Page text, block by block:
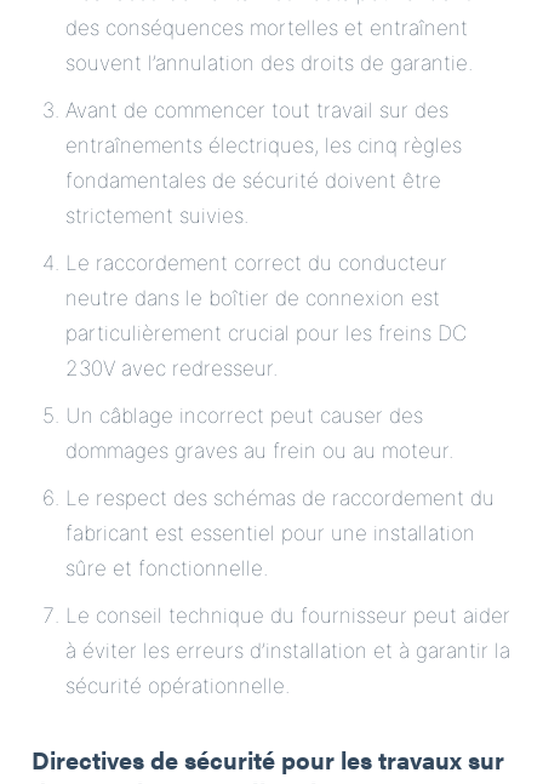
des conséquences mortelles et entraînent
souvent l’annulation des droits de garantie.
Avant de commencer tout travail sur des
entraînements électriques, les cinq règles
fondamentales de sécurité doivent être
strictement suivies.
Le raccordement correct du conducteur
neutre dans le boîtier de connexion est
particulièrement crucial pour les freins DC
230V avec redresseur.
Un câblage incorrect peut causer des
dommages graves au frein ou au moteur.
Le respect des schémas de raccordement du
fabricant est essentiel pour une installation
sûre et fonctionnelle.
Le conseil technique du fournisseur peut aider
à éviter les erreurs d’installation et à garantir la
sécurité opérationnelle.
Directives de sécurité pour les travaux sur